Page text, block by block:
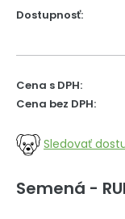
Dostupnosť:
Cena s DPH:
Cena bez DPH:
Sledovať
Semená -